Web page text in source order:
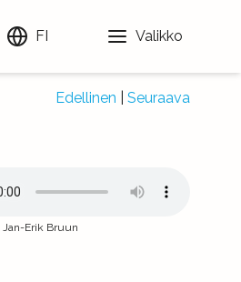
FI Valikko
Edellinen Seuraava
Jan-Erik Bruun